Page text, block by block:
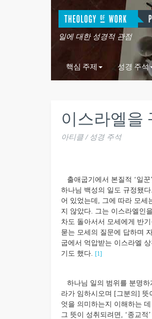
일에 대한 성경적 관점
핵심 주제 성경 주석
이스라엘을
아티클 / 성경 주석
출애굽기에서 본질적 ‘일
하나님 백성의 일도 규정됐
어 있었는데, 그에 따라 모세
지 않았다. 그는 이스라엘인
차도 돌아서서 모세에게 반
묻는 모세의 질문에 답하며
굽에서 억압받는 이스라엘
기도 했다. [1]
하나님 일의 범위를 분명하
라가 임하시오며 [그분의] 뜻
엇을 의미하는지 이해하는
그 뜻이 성취되려면, ‘종교